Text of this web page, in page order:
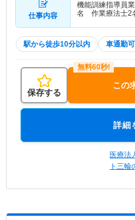
仕事内容
機能訓練指導員業務全般 【人員配
名 作業療法士
駅から徒歩10分以内 車通勤可
保存する
この
詳細
医療法
ト三輪